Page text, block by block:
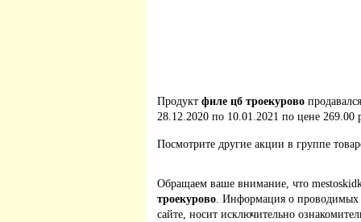
Продукт филе цб троекурово
28.12.2020 по 10.01.2021 по цене 269.00
Посмотрите другие акции в группе
Обращаем ваше внимание, что
троекурово. Информация о проводимых
сайте, носит исключительно